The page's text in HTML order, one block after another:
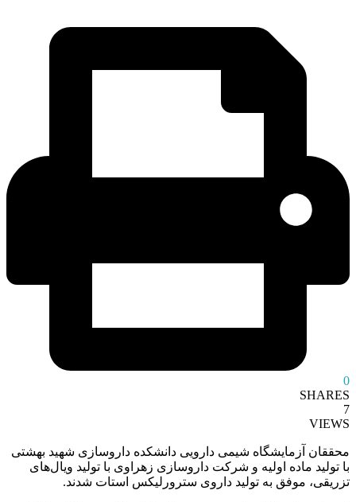
0
SHARES
7
VIEWS
محققان آزمایشگاه شیمی دارویی دانشکده داروسازی شهید بهشتی
با تولید ماده اولیه و شرکت داروسازی زهراوی با تولید ویال‌های
تزریقی، موفق به تولید داروی سترورلیکس استات شدند.